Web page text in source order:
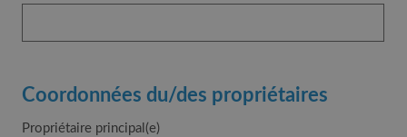
Coordonnées du/des propriétaires
Propriétaire principal(e)